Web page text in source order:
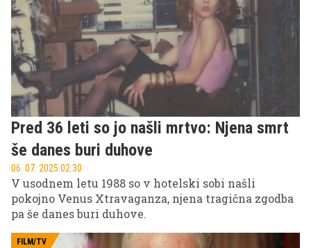
Pred 36 leti so jo našli mrtvo: Njena smrt
še danes buri duhove
06. 07. 2025 02.30
V usodnem letu 1988 so v hotelski sobi našli
pokojno Venus Xtravaganza, njena tragična zgodba
pa še danes buri duhove.
FILM/TV